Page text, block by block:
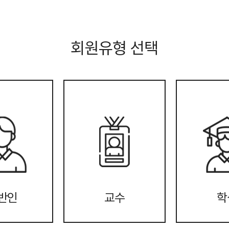
회원유형 선택
인 교수